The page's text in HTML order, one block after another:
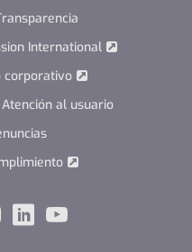
International
corporativo
Atención al usuario